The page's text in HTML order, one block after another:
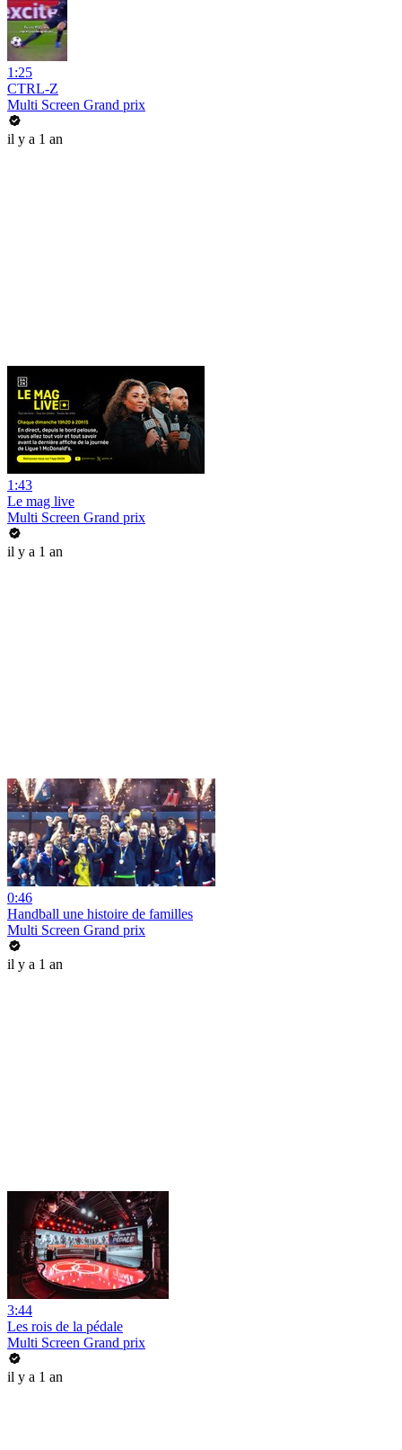
1:25
CTRL-Z
Multi Screen Grand prix
il y a 1 an
1:43
Le mag live
Multi Screen Grand prix
il y a 1 an
0:46
Handball une histoire de familles
Multi Screen Grand prix
il y a 1 an
3:44
Les rois de la pédale
Multi Screen Grand prix
il y a 1 an